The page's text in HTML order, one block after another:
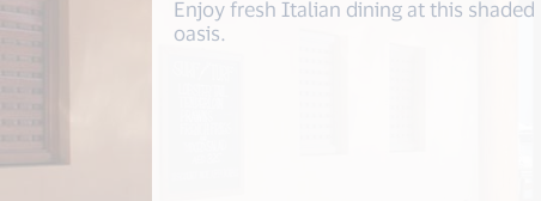
Enjoy fresh Italian dining at this shaded
oasis.